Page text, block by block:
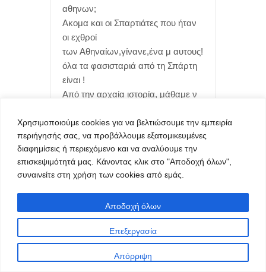
Χρησιμοποιούμε cookies για να βελτιώσουμε την εμπειρία
περιήγησής σας, να προβάλλουμε εξατομικευμένες
διαφημίσεις ή περιεχόμενο και να αναλύουμε την
επισκεψιμότητά μας. Κάνοντας κλικ στο "Αποδοχή όλων",
συναινείτε στη χρήση των cookies από εμάς.
Επεξεργασία
Απόρριψη
Αποδοχή όλων
αθηνων;
Ακομα και οι Σπαρτιάτες που ήταν
οι εχθροί
των Αθηναίων,γίνανε,ένα μ αυτους!
όλα τα φασισταριά από τη Σπάρτη
είναι !
Από την αρχαία ιστορία, μάθαμε ν
τον Λεωνίδα και τους 300,όταν
όμως έγινε ελεύθερο
το ελληνικό, όλοι οι μισανθρωποι
από κει ειναι!
κάθονται πάνω στις δάφνες της
αρχαίας Ελλάδας,
πήραν φωτιά οι δάφνες και βγήκε η
ψείρα τους στον γιακά!
Από,που είσαι ωρέ,από την
Σπάρτη, έλεγε ο άλλος με
καμάρι,παλιά!